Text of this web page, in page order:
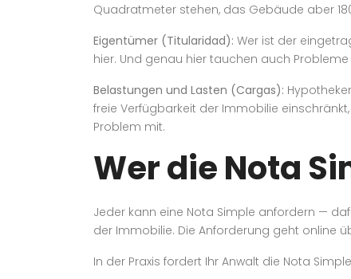
Quadratmeter stehen, das Gebäude aber
Eigentümer (Titularidad): Wer ist der
hier. Und genau hier tauchen auch
Belastungen und Lasten (Cargas):
freie Verfügbarkeit der Immobilie
Problem mit.
Wer die Nota
Jeder kann eine Nota Simple anfordern —
der Immobilie. Die Anforderung geht online
In der Praxis fordert Ihr Anwalt die Nota